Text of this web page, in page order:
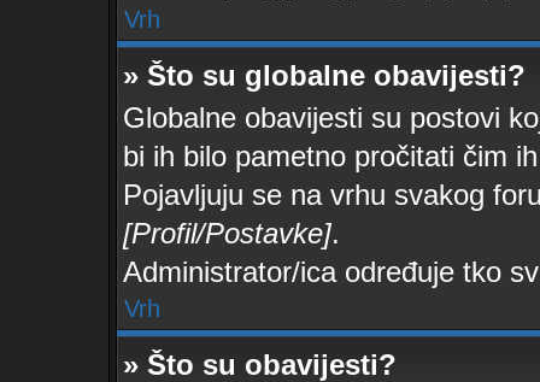
Vrh
» Što su globalne obavijesti?
Globalne obavijesti su postovi
bi ih bilo pametno pročitati čim
Pojavljuju se na vrhu svakog
[Profil/Postavke].
Administrator/ica određuje tko
Vrh
» Što su obavijesti?